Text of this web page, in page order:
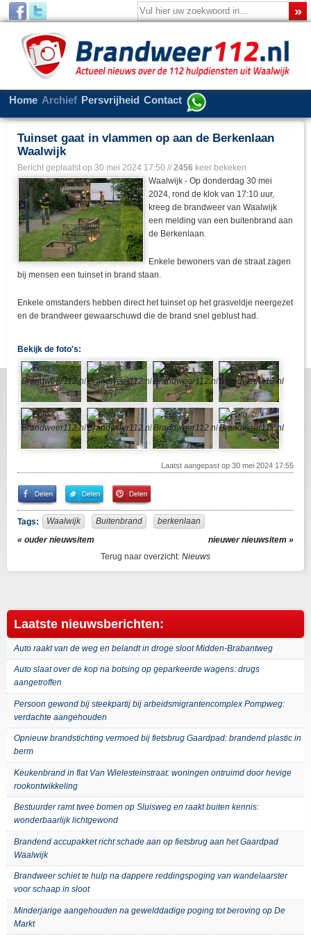
Home Archief Persvrijheid Contact
Tuinset gaat in vlammen op aan de Berkenlaan
Waalwijk
Bericht geplaatst op 30 mei 2024 17:50 // 2456 keer bekeken
Waalwijk - Op donderdag 30 mei
2024, rond de klok van 17:10 uur,
kreeg de brandweer van Waalwijk
een melding van een buitenbrand aan
de Berkenlaan.
Enkele bewoners van de straat zagen
bij mensen een tuinset in brand staan.
Enkele omstanders hebben direct het tuinset op het grasveldje neergezet
en de brandweer gewaarschuwd die de brand snel geblust had.
Bekijk de foto's:
Laatst aangepast op 30 mei 2024 17:55
Share
on
Facebook
Share
on
Twitter
Pin
It!
Tags: Waalwijk Buitenbrand
berkenlaan
« ouder nieuwsitem
nieuwer nieuwsitem »
Terug naar overzicht: Nieuws
Laatste nieuwsberichten:
Auto raakt van de weg en belandt in droge sloot Midden-Brabantweg
Auto slaat over de kop na botsing op geparkeerde wagens: drugs
aangetroffen
Persoon gewond bij steekpartij bij arbeidsmigrantencomplex Pompweg:
verdachte aangehouden
Opnieuw brandstichting vermoed bij fietsbrug Gaardpad: brandend plastic in
berm
Keukenbrand in flat Van Wielesteinstraat: woningen ontruimd door hevige
rookontwikkeling
Bestuurder ramt twee bomen op Sluisweg en raakt buiten kennis:
wonderbaarlijk lichtgewond
Brandend accupakket richt schade aan op fietsbrug aan het Gaardpad
Waalwijk
Brandweer schiet te hulp na dappere reddingspoging van wandelaarster
voor schaap in sloot
Minderjarige aangehouden na gewelddadige poging tot beroving op De
Markt